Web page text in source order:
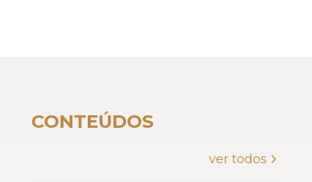
CONTEÚDOS
ver todos